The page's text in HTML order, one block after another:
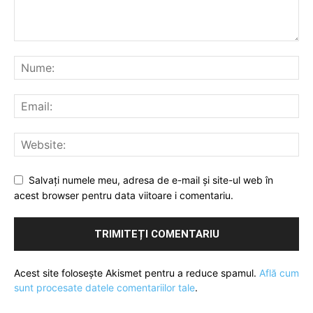
Salvați numele meu, adresa de e-mail și site-ul web în
acest browser pentru data viitoare i comentariu.
Acest site folosește Akismet pentru a reduce spamul. Află cum
sunt procesate datele comentariilor tale.